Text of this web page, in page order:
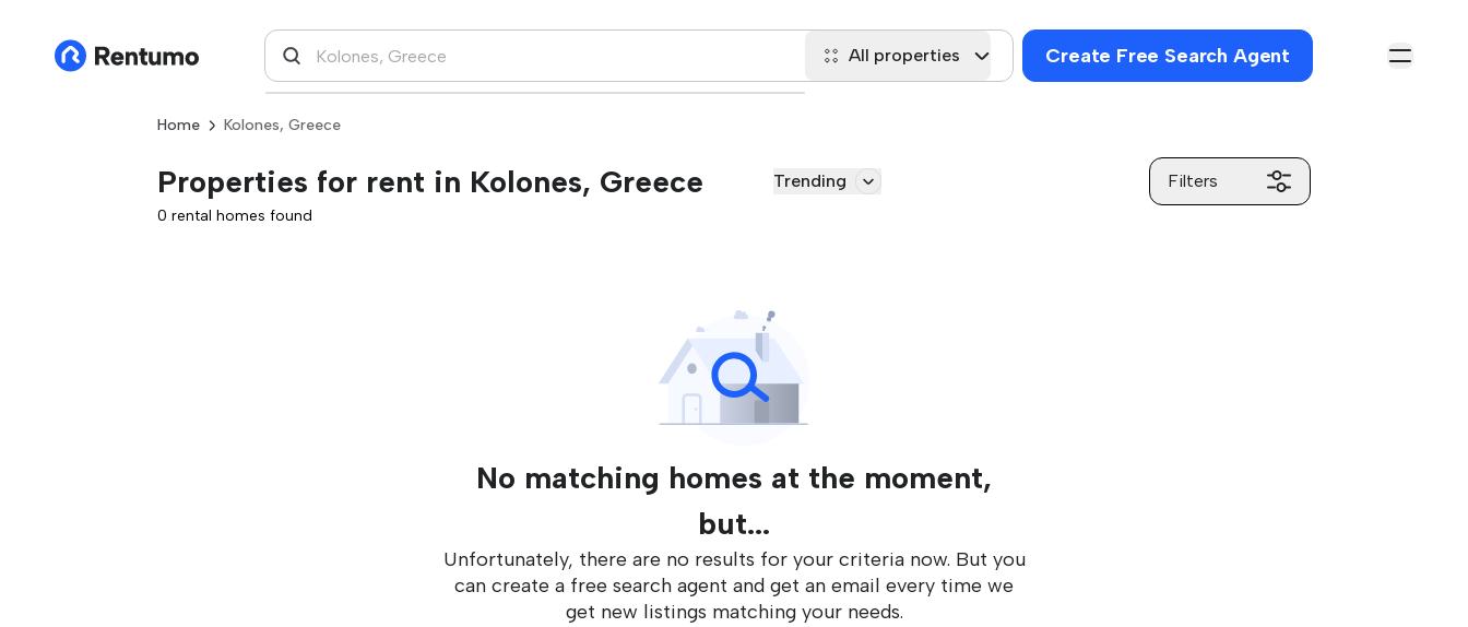
All properties Create Free Search Agent
Home Kolones, Greece
Properties for rent in Kolones, Greece Trending Filters
0 rental homes found
No matching homes at the moment,
but...
Unfortunately, there are no results for your criteria now. But you
can create a free search agent and get an email every time we
get new listings matching your needs.